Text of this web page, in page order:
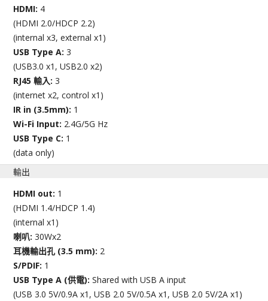
HDMI: 4
(HDMI 2.0/HDCP 2.2)
(internal x3, external x1)
USB Type A:3
(USB3.0 x1, USB2.0 x2)
RJ45 輸入:3
(internet x2, control x1)
IR in (3.5mm): 1
Wi-Fi Input: 2.4G/5G Hz
USB Type C: 1
(data only)
輸出
HDMI out: 1
(HDMI 1.4/HDCP 1.4)
(internal x1)
喇叭:30Wx2
耳機輸出孔 (3.5 mm): 2
S/PDIF: 1
USB Type A (供電):Shared with USB A input
(USB 3.0 5V/0.9A x1, USB 2.0 5V/0.5A x1, USB 2.0 5V/2A x1)